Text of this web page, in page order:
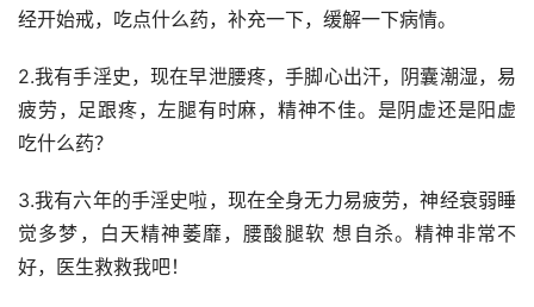
经开始戒，吃点什么药，补充一下，缓解一下病情。
2.我有手淫史，现在早泄腰疼，手脚心出汗，阴囊潮湿，易
疲劳，足跟疼，左腿有时麻，精神不佳。是阴虚还是阳虚
吃什么药？
3.我有六年的手淫史啦，现在全身无力易疲劳，神经衰弱睡
觉多梦，白天精神萎靡，腰酸腿软 想自杀。精神非常不
好，医生救救我吧！